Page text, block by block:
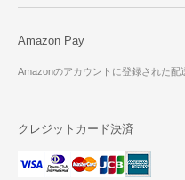
Amazon Pay
Amazonのアカウントに登録された配
クレジットカード決済